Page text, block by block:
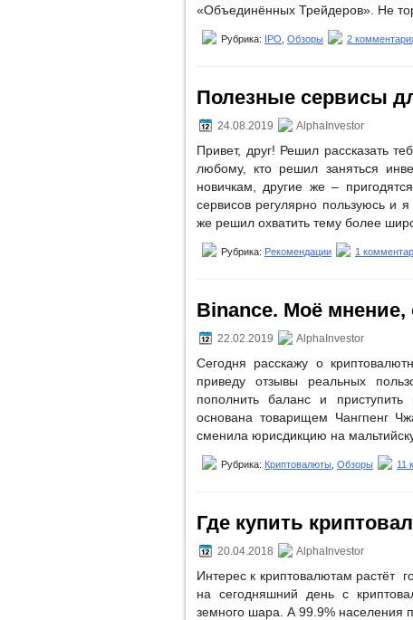
«Объединённых Трейдеров». Не
Рубрика: IPO Обзоры 2
Полезные сервисы
24.08.2019 AlphaInvestor
Привет, друг! Решил рассказать
любому, кто решил заняться
новичкам, другие же –
сервисов регулярно пользуюсь и
же решил охватить тему более
Рубрика: Рекомендации 1
Binance. Моё
22.02.2019 AlphaInvestor
Сегодня расскажу о
приведу отзывы реальных
пополнить баланс и
основана товарищем Чангпенг
сменила юрисдикцию на
Рубрика: Криптовалюты Обзоры 11
Где купить
20.04.2018 AlphaInvestor
Интерес к криптовалютам растёт
на сегодняшний день с
земного шара. А 99.9% населения